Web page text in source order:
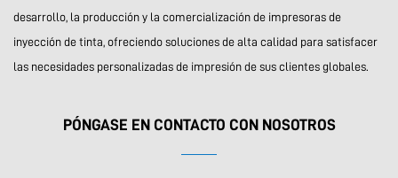
desarrollo, la producción y la comercialización de impresoras de
inyección de tinta, ofreciendo soluciones de alta calidad para satisfacer
las necesidades personalizadas de impresión de sus clientes globales.
PÓNGASE EN CONTACTO CON NOSOTROS